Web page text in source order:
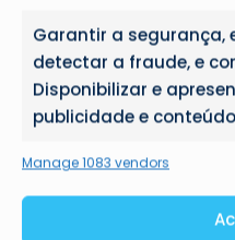
Garantir a segurança,
detectar a fraude, e
Disponibilizar e
publicidade e
Manage 1083 vendors